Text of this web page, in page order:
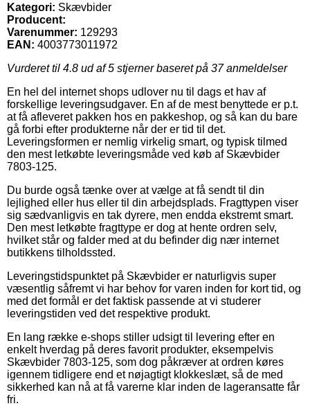
Kategori: Skævbider
Producent:
Varenummer: 129293
EAN: 4003773011972
Vurderet til 4.8 ud af 5 stjerner baseret på 37anmeldelser
En hel del internet shops udlover nu til dags et hav af
forskellige leveringsudgaver. En af de mest benyttede er p.t.
at få afleveret pakken hos en pakkeshop, og så kan du bare
gå forbi efter produkterne når der er tid til det.
Leveringsformen er nemlig virkelig smart, og typisk tilmed
den mest letkøbte leveringsmåde ved køb af Skævbider
7803-125.
Du burde også tænke over at vælge at få sendt til din
lejlighed eller hus eller til din arbejdsplads. Fragttypen viser
sig sædvanligvis en tak dyrere, men endda ekstremt smart.
Den mest letkøbte fragttype er dog at hente ordren selv,
hvilket står og falder med at du befinder dig nær internet
butikkens tilholdssted.
Leveringstidspunktet på Skævbider er naturligvis super
væsentlig såfremt vi har behov for varen inden for kort tid, og
med det formål er det faktisk passende at vi studerer
leveringstiden ved det respektive produkt.
En lang række e-shops stiller udsigt til levering efter en
enkelt hverdag på deres favorit produkter, eksempelvis
Skævbider 7803-125, som dog påkræver at ordren køres
igennem tidligere end et nøjagtigt klokkeslæt, så de med
sikkerhed kan nå at få varerne klar inden de lageransatte får
fri.